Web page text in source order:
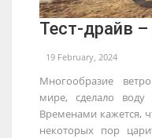
Тест-драйв
19 February, 2024
Многообразие
мире, сделало
Временами кажется,
некоторых пор